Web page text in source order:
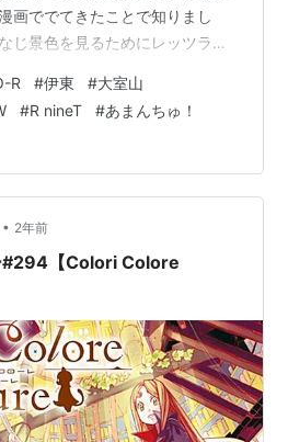
画ででてきたことで知りまし
じ景色を見るためにレッツラゴ
由して天城峠、河津町というル
。 ただこの時は寒波の影響もあ
スカも雪がちらほら… この辺は
ってたら天城峠はチェーン規制
あるようです通行にはお気をつ
R #伊東 #大室山
#R nineT #あまんちゅ！
• 2年前
#294【Colori Colore